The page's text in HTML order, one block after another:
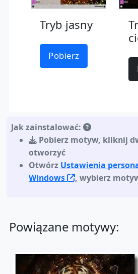
Tryb jasny
Pobierz
Jak zainstalować:
Pobierz motyw, kliknij
otworzyć
Otwórz Ustawienia
Windows
, wybierz
Powiązane motywy: